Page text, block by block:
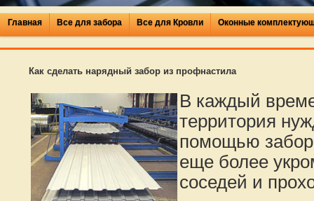
Главная Все для забора Все для Кровли Оконные
Как сделать нарядный забор из профнастила
В каждый
территория
помощью
еще более
соседей и